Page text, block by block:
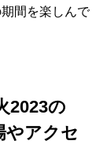
間を楽しんで
2023の
やアクセ